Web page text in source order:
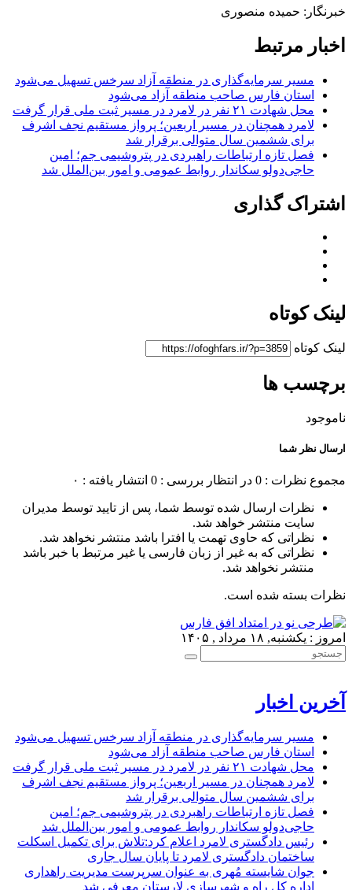
خبرنگار: حمیده منصوری
اخبار مرتبط
مسیر سرمایه‌گذاری در منطقه آزاد سرخس تسهیل می‌شود
استان فارس صاحب منطقه آزاد می‌شود
محل شهادت ۲۱ نفر در لامرد در مسیر ثبت ملی قرار گرفت
لامرد همچنان در مسیر اربعین؛ پرواز مستقیم نجف اشرف
برای ششمین سال متوالی برقرار شد
فصل تازه ارتباطات راهبردی در پتروشیمی جم؛ امین
حاجی‌دولو سکاندار روابط عمومی و امور بین‌الملل شد
اشتراک گذاری
لینک کوتاه
لینک کوتاه
برچسب ها
ناموجود
ارسال نظر شما
مجموع نظرات : 0 در انتظار بررسی : 0 انتشار یافته : ۰
نظرات ارسال شده توسط شما، پس از تایید توسط مدیران
سایت منتشر خواهد شد.
نظراتی که حاوی تهمت یا افترا باشد منتشر نخواهد شد.
نظراتی که به غیر از زبان فارسی یا غیر مرتبط با خبر باشد
منتشر نخواهد شد.
نظرات بسته شده است.
امروز : یکشنبه, ۱۸ مرداد , ۱۴۰۵
آخرین اخبار
مسیر سرمایه‌گذاری در منطقه آزاد سرخس تسهیل می‌شود
استان فارس صاحب منطقه آزاد می‌شود
محل شهادت ۲۱ نفر در لامرد در مسیر ثبت ملی قرار گرفت
لامرد همچنان در مسیر اربعین؛ پرواز مستقیم نجف اشرف
برای ششمین سال متوالی برقرار شد
فصل تازه ارتباطات راهبردی در پتروشیمی جم؛ امین
حاجی‌دولو سکاندار روابط عمومی و امور بین‌الملل شد
رئیس دادگستری لامرد اعلام کرد:تلاش برای تکمیل اسکلت
ساختمان دادگستری لامرد تا پایان سال جاری
جوان شایسته مُهری به عنوان سرپرست مدیریت راهداری
اداره کل راه و شهرسازی لارستان معرفی شد